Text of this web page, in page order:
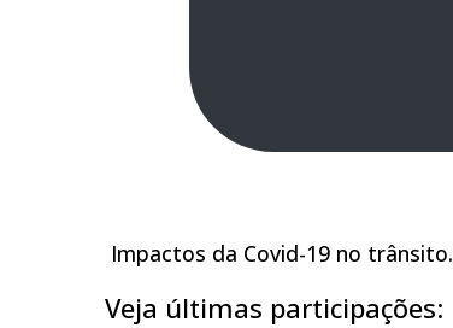
Impactos da Covid-19 no trânsito.
Veja últimas participações: